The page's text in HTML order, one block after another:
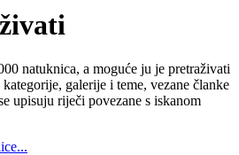
natuknica, a moguće ju je pretraživati
galerije i teme, vezane članke
upisuju riječi povezane s iskanom